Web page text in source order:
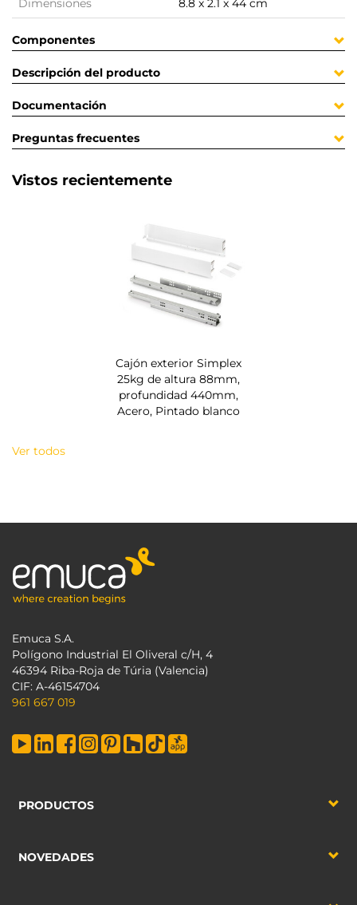
Dimensiones 8.8 x 2.1 x 44 cm
Componentes
Descripción del producto
Documentación
Preguntas frecuentes
Vistos recientemente
Cajón exterior Simplex
25kg de altura 88mm,
profundidad 440mm,
Acero, Pintado blanco
Ver todos
Emuca S.A.
Polígono Industrial El Oliveral c/H, 4
46394 Riba-Roja de Túria (Valencia)
CIF: A-46154704
961 667 019
PRODUCTOS
NOVEDADES